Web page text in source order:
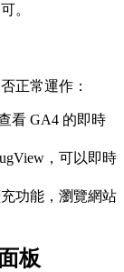
。
正常運作：
看 GA4 的即時
，可以即時
充功能，瀏覽網站
板